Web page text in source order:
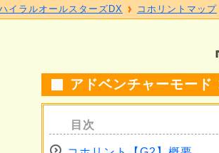
アドベンチャーモード
イラルオールスターズDX コホリントマップ